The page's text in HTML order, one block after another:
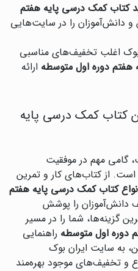
کتاب کمک درسی پایه هفتم
و دانش‌آموزان را در سایت‌هایی
اغلب تخفیف‌های مناسبی
دوره اول متوسطه ارائه
کتاب کمک درسی پایه
گامی مهم در موفقیت
از کتاب‌های کار و تمرین
کتاب کمک درسی پایه هفتم
دانش‌آموزان را پوشش
گزینه‌ها، شما را در مسیر
دوره اول متوسطه راهنمایی
به سایت ایران بوک
و تخفیف‌های موجود بهره‌مند